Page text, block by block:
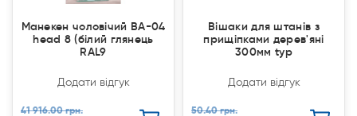
Манекен чоловічий ВА-04
head 8 (білий глянець
RAL9
Додати відгук
41 916.00 грн.
Вішаки для штанів з
прищіпками дерев'яні
300мм typ
Додати відгук
50.40 грн.